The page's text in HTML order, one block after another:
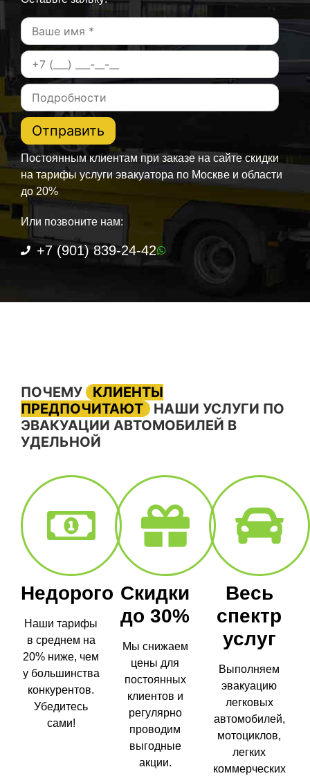
Постоянным клиентам при заказе на сайте скидки
на тарифы услуги эвакуатора по Москве и области
до 20%
Или позвоните нам:
+7 (901) 839-24-42
ПОЧЕМУ
КЛИЕНТЫ
ПРЕДПОЧИТАЮТ
НАШИ УСЛУГИ ПО
ЭВАКУАЦИИ АВТОМОБИЛЕЙ В
УДЕЛЬНОЙ
Недорого
Наши тарифы
в среднем на
20% ниже, чем
у большинства
конкурентов.
Убедитесь
сами!
Скидки
до 30%
Мы снижаем
цены для
постоянных
клиентов и
регулярно
проводим
выгодные
акции.
Весь
спектр
услуг
Выполняем
эвакуацию
легковых
автомобилей,
мотоциклов,
легких
коммерческих